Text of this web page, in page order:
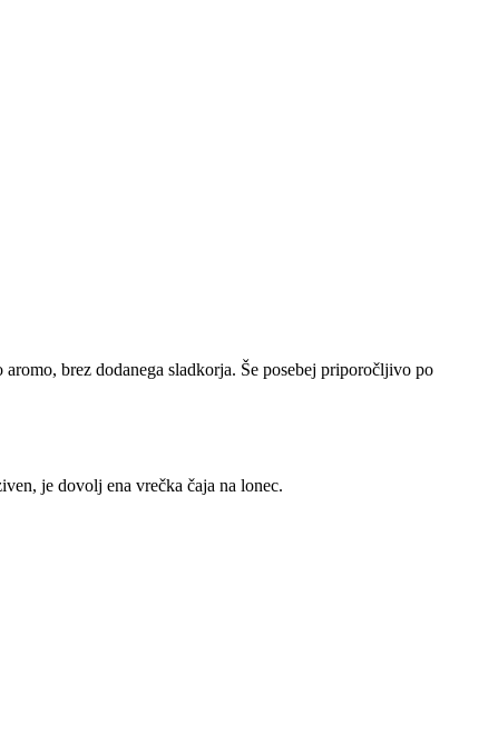
brez dodanega sladkorja. Še posebej priporočljivo po
je dovolj ena vrečka čaja na lonec.